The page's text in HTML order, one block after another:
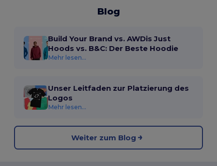
Blog
Build Your Brand vs. AWDis Just
Hoods vs. B&C: Der Beste Hoodie
Mehr lesen...
Unser Leitfaden zur Platzierung des
Logos
Mehr lesen...
Weiter zum Blog